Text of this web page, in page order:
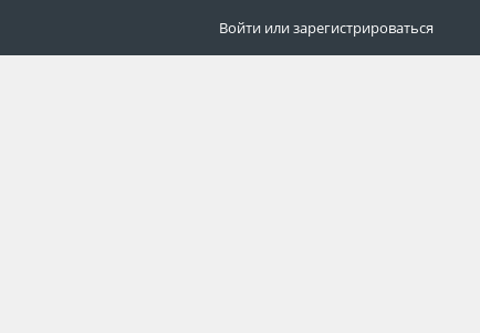
Войти или зарегистрироваться